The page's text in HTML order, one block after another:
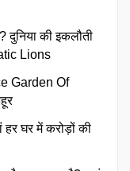
दुनिया की इकलौती
Lions
Garden Of
हर घर में करोड़ों की